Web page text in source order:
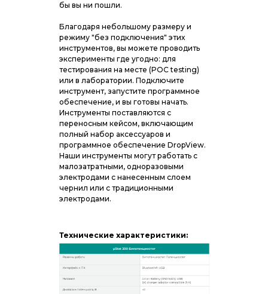
бы вы ни пошли.
Благодаря небольшому размеру и
режиму "без подключения" этих
инструментов, вы можете проводить
эксперименты где угодно: для
тестирования на месте (POC testing)
или в лаборатории. Подключите
инструмент, запустите программное
обеспечение, и вы готовы начать.
Инструменты поставляются с
переносным кейсом, включающим
полный набор аксессуаров и
программное обеспечение DropView.
Наши инструменты могут работать с
малозатратными, одноразовыми
электродами с нанесенным слоем
чернил или с традиционными
электродами.
Технические характеристики: